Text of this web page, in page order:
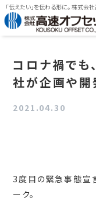
「伝えたい」を伝わる形に。 株式会
コロナ禍でも
社が企画や開
2021.04.30
3度目の緊急事態宣
ーク。